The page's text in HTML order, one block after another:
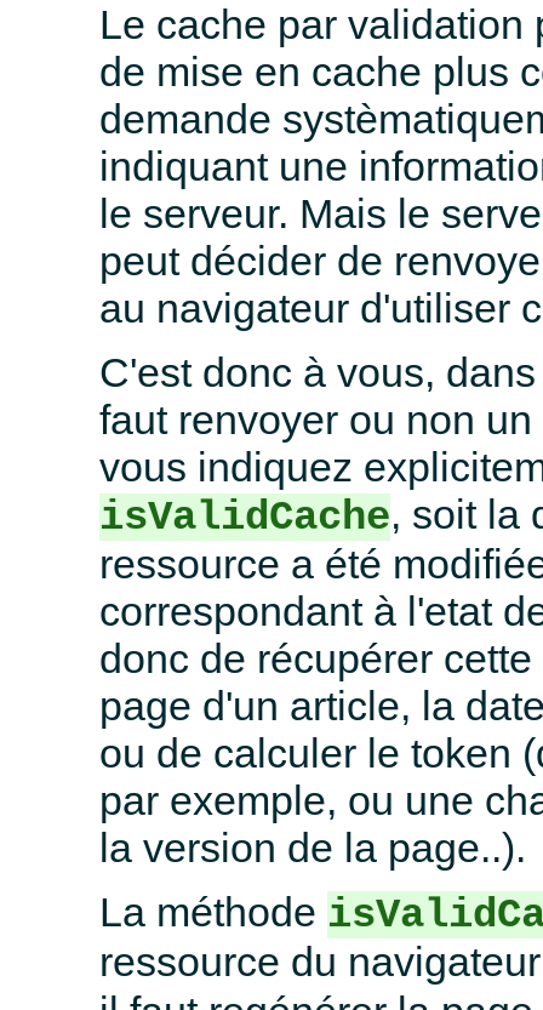
Le cache par
de mise en cache plus
demande
indiquant une
le serveur. Mais le
peut décider de
au navigateur d'utiliser
C'est donc à vous,
faut renvoyer ou non
vous indiquez
isValidCache, soit la
ressource a été
correspondant à l'etat
donc de récupérer
page d'un article, la
ou de calculer le token
par exemple, ou une
la version de la page..).
La méthode
ressource du